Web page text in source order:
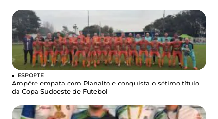
ESPORTE
Ampére empata com Planalto e conquista o sétimo título
da Copa Sudoeste de Futebol